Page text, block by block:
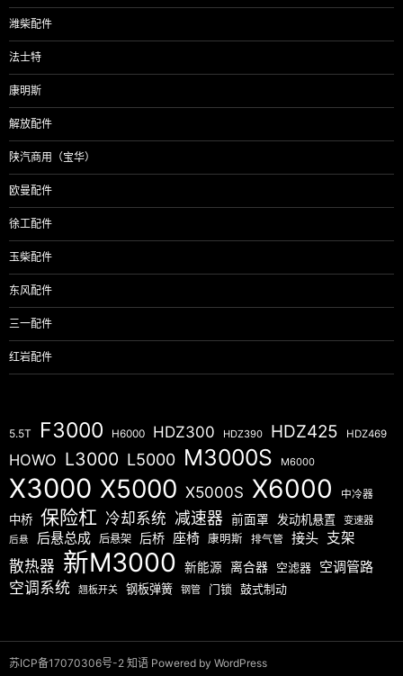
潍柴配件
法士特
康明斯
解放配件
陕汽商用（宝华）
欧曼配件
徐工配件
玉柴配件
东风配件
三一配件
红岩配件
5.5T F3000 H6000 HDZ300 HDZ390 HDZ425 HDZ469
HOWO L3000 L5000 M3000S M6000
X3000 X5000 X5000S X6000 中冷器
中桥 保险杠 冷却系统 减速器 前面罩 发动机悬置 变速器
后悬 后悬总成 后悬架 后桥 座椅 康明斯 排气管 接头 支架
散热器 新M3000 新能源 离合器 空滤器 空调管路
空调系统 翘板开关 钢板弹簧 钢管 门锁 鼓式制动
苏ICP备17070306号-2 知语 Powered by WordPress